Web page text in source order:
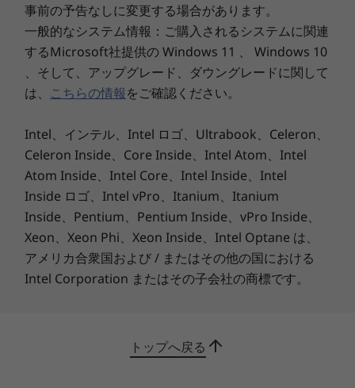
臨場感のある映像とサウンド
映画、音楽など、あらゆるエンターテインメント
アルで自然なイメージを提供します。高速反応
で、なめらかな動きで映像を表示することができ
ます。さらに、ドルビーアトモス®による、臨場
感のある豊かなサウンドを提供します。
生産性を最大化する便利な機能
バッテリーの残量がなくなっても、すばやく充電
2024年2月21日
Lenovo IdeaPad Pro 5 Gen 9(83D30005JP/83D30004JP)
事前の予告なしに変更する場合があります。
一般的なシステム情報：ご購入されるシステムに関連
するMicrosoft社提供の Windows 11 、 Windows 10
、そして、アップグレード、ダウングレードに関して
は、 こちらの情報をご確認ください。
Intel、インテル、Intel ロゴ、Ultrabook、Celeron、
Celeron Inside、Core Inside、Intel Atom、Intel
Atom Inside、Intel Core、Intel Inside、Intel
Inside ロゴ、Intel vPro、Itanium、Itanium
Inside、Pentium、Pentium Inside、vPro Inside、
Xeon、Xeon Phi、Xeon Inside、Intel Optane は、
アメリカ合衆国および / またはその他の国における
Intel Corporation またはその子会社の商標です。
トップへ戻る